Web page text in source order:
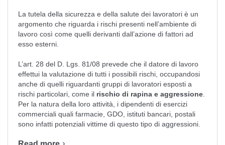
La tutela della sicurezza e della salute dei lavoratori è un
argomento che riguarda i rischi presenti nell’ambiente di
lavoro così come quelli derivanti dall’azione di fattori ad
esso esterni.
L’art. 28 del D. Lgs. 81/08 prevede che il datore di lavoro
effettui la valutazione di tutti i possibili rischi, occupandosi
anche di quelli riguardanti gruppi di lavoratori esposti a
rischi particolari, come il rischio di rapina e aggressione.
Per la natura della loro attività, i dipendenti di esercizi
commerciali quali farmacie, GDO, istituti bancari, postali
sono infatti potenziali vittime di questo tipo di aggressioni.